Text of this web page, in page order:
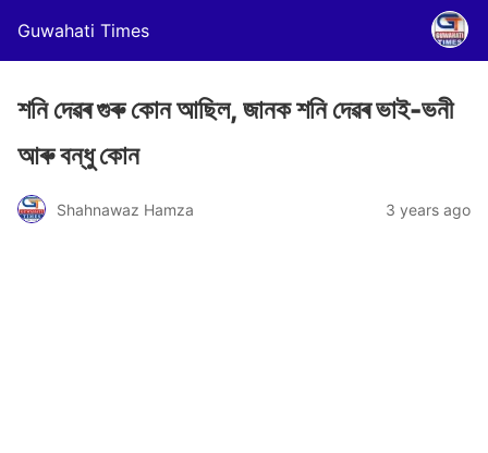
Guwahati Times
শনি দেৱৰ গুৰু কোন আছিল, জানক শনি দেৱৰ ভাই-ভনী
আৰু বন্ধু কোন
Shahnawaz Hamza 3 years ago